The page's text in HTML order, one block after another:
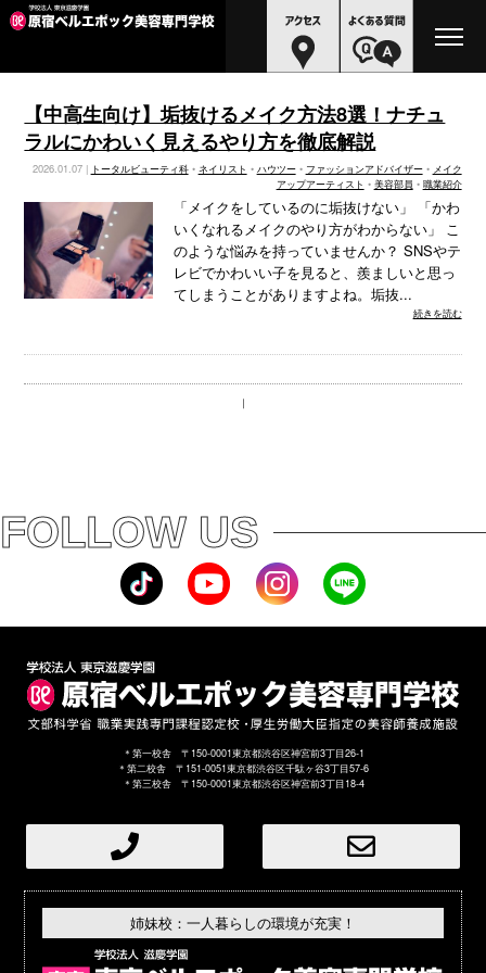
【中高生向け】垢抜けるメイク方法8選！ナチュ
ラルにかわいく見えるやり方を徹底解説
2026.01.07 | トータルビューティ科• ネイリスト • ハウツー• ファッションアドバイザー• メイク
アップアーティスト • 美容部員 • 職業紹介
「メイクをしているのに垢抜けない」 「かわ
いくなれるメイクのやり方がわからない」 こ
のような悩みを持っていませんか？ SNSやテ
レビでかわいい子を見ると、羨ましいと思っ
てしまうことがありますよね。垢抜...
続きを読む
｜
FOLLOW US
＊第一校舎 〒150-0001東京都渋谷区神宮前3丁目26-1
＊第二校舎 〒151-0051東京都渋谷区千駄ヶ谷3丁目57-6
＊第三校舎 〒150-0001東京都渋谷区神宮前3丁目18-4
姉妹校：一人暮らしの環境が充実！